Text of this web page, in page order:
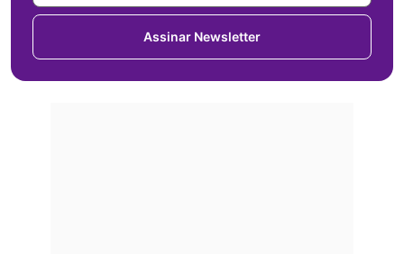
Assinar Newsletter